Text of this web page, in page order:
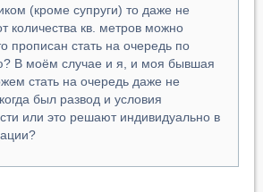
(кроме супруги) то даже не
количества кв. метров можно
прописан стать на очередь по
В моём случае и я, и моя бывшая
стать на очередь даже не
был развод и условия
или это решают индивидуально в